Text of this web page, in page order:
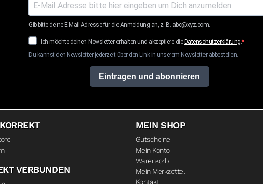
Gib bitte deine E-Mail-Adresse für die Anmeldung an, z. B. abc@xyz.com.
Ich möchte deinen Newsletter erhalten und akzeptiere dieDatenschutzerklärung
Du kannst den Newsletter jederzeit über den Link in unserem Newsletter abbestellen.
Eintragen und abonnieren
VERBUNDEN
MEIN SHOP
Gutscheine
Mein Konto
Warenkorb
Mein Merkzettel
Kontakt